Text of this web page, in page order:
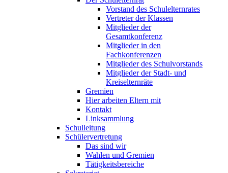
Vorstand des Schulelternrates
Vertreter der Klassen
Mitglieder der
Gesamtkonferenz
Mitglieder in den
Fachkonferenzen
Mitglieder des Schulvorstands
Mitglieder der Stadt- und
Kreiselternräte
Gremien
Hier arbeiten Eltern mit
Kontakt
Linksammlung
Schulleitung
Schülervertretung
Das sind wir
Wahlen und Gremien
Tätigkeitsbereiche